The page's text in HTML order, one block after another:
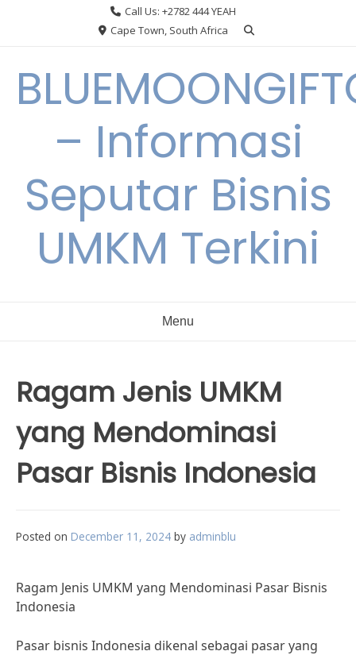
Call Us: +2782 444 YEAH
Cape Town, South Africa
– Informasi
Seputar Bisnis
UMKM Terkini
Menu
Ragam Jenis UMKM
yang Mendominasi
Pasar Bisnis Indonesia
Posted on December 11, 2024 by adminblu
Ragam Jenis UMKM yang Mendominasi Pasar Bisnis
Indonesia
Pasar bisnis Indonesia dikenal sebagai pasar yang